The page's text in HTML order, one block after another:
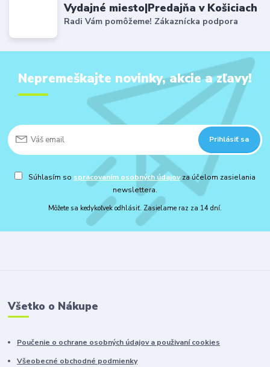
Vydajné miesto|Predajňa v Košiciach
Radi Vám pomôžeme! Zákaznícka podpora
Nepremeškajte novinky, akcie a zľavy!
Prihlásiť sa
Súhlasím so spracovaním osobných údajovza účelom zasielania
newslettera.
Môžete sa kedykoľvek odhlásiť. Zasielame raz za 14 dní.
Všetko o Nákupe
Poučenie o ochrane osobných údajov a použivaní cookies
Všeobecné obchodné podmienky